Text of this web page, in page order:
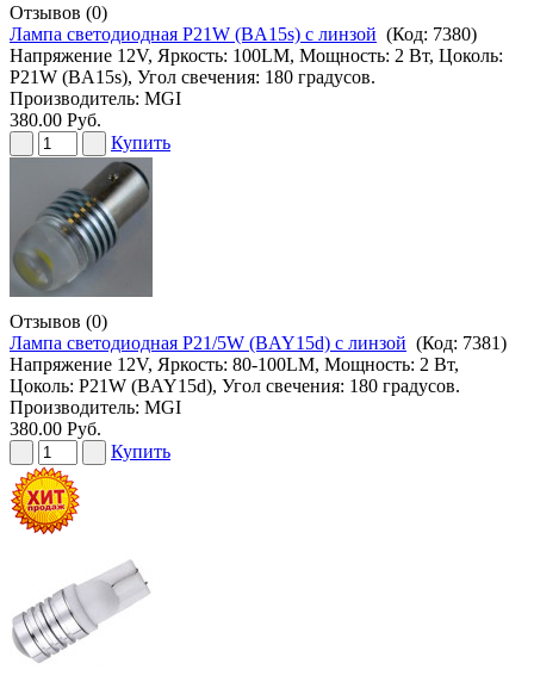
Отзывов (0)
Лампа светодиодная P21W (BA15s) с линзой (Код: 7380)
Напряжение 12V, Яркость: 100LM, Мощность: 2 Вт, Цоколь:
P21W (BA15s), Угол свечения: 180 градусов.
Производитель: MGI
380.00 Руб.
Купить
Отзывов (0)
Лампа светодиодная P21/5W (BAY15d) с линзой (Код: 7381)
Напряжение 12V, Яркость: 80-100LM, Мощность: 2 Вт,
Цоколь: P21W (BAY15d), Угол свечения: 180 градусов.
Производитель: MGI
380.00 Руб.
Купить